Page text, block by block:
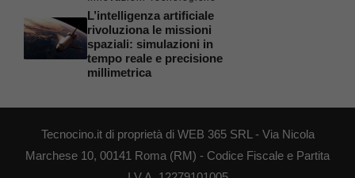
L’intelligenza artificiale
rivoluziona le missioni
spaziali: simulazioni in
tempo reale e precisione
millimetrica
Tecnocino.it di proprietà di WEB 365 SRL - Via Nicola
Marchese 10, 00141 Roma (RM) - Codice Fiscale e Partita